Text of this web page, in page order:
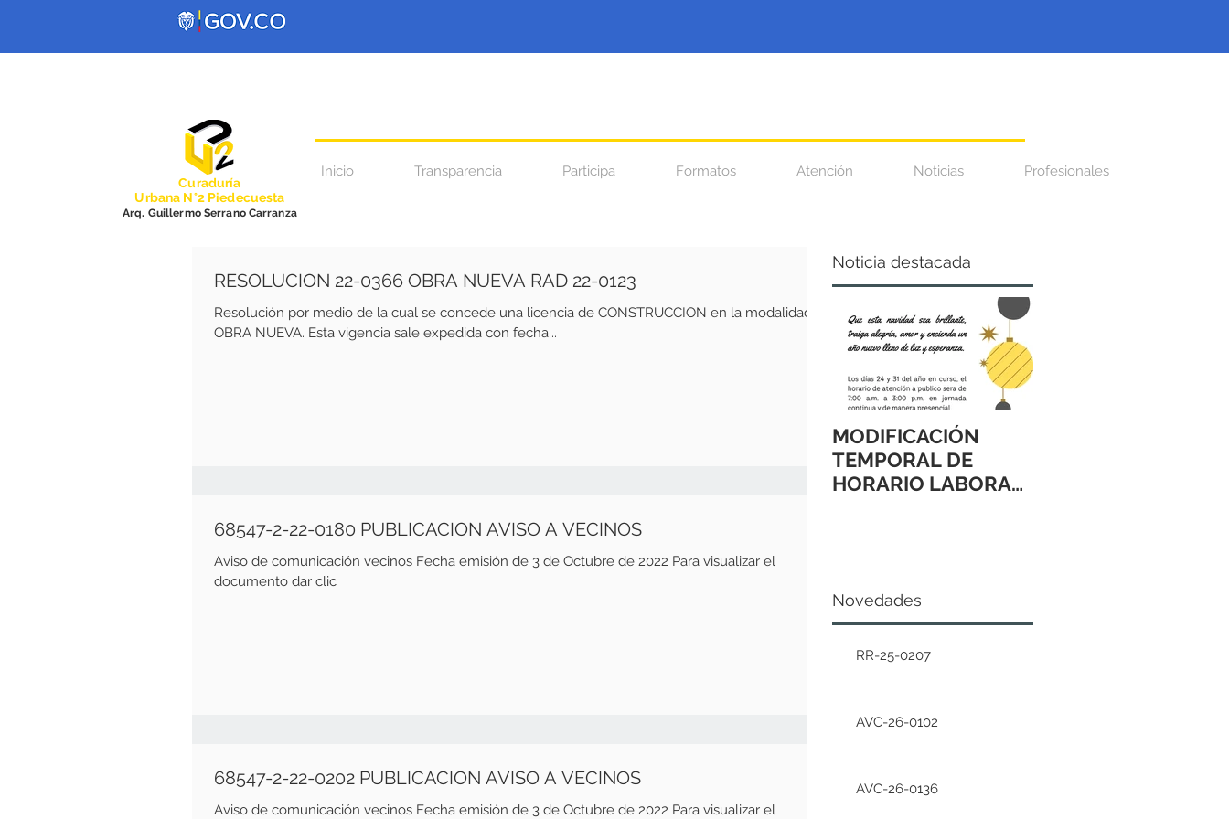
Inicio Transparencia Participa Formatos Atención Noticias Profesionales
Curaduría
Urbana N°2 Piedecuesta
Arq. Guillermo Serrano Carranza
RESOLUCION 22-0366 OBRA NUEVA RAD 22-0123
Resolución por medio de la cual se concede una licencia de CONSTRUCCION en la modalidad
OBRA NUEVA. Esta vigencia sale expedida con fecha...
68547-2-22-0180 PUBLICACION AVISO A VECINOS
Aviso de comunicación vecinos Fecha emisión de 3 de Octubre de 2022 Para visualizar el
documento dar clic
68547-2-22-0202 PUBLICACION AVISO A VECINOS
Aviso de comunicación vecinos Fecha emisión de 3 de Octubre de 2022 Para visualizar el
Noticia destacada
MODIFICACIÓN
TEMPORAL DE
HORARIO LABORAL
Novedades
RR-25-0207
AVC-26-0102
AVC-26-0136